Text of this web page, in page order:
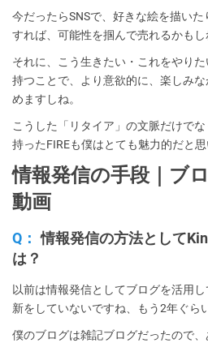
今だったらSNSで、好きな絵を描い
すれば、可能性を掴んで売れるかもし
それに、こう生きたい・これをやり
持つことで、より意欲的に、楽しみ
めますしね。
こうした「リタイア」の文脈だけで
持ったFIREも僕はとても魅力的だと思
情報発信の手段｜ブ
動画
Q： 情報発信の方法として
は？
以前は情報発信としてブログを活用
新をしていないですね、もう2年ぐら
僕のブログは雑記ブログだったので